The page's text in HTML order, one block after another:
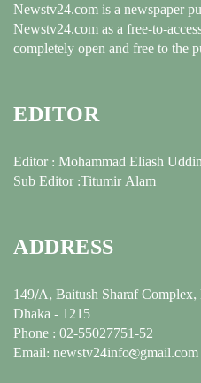
Newstv24.com is a newspaper
Newstv24.com as a free-to-
completely open and free to the
EDITOR
Editor : Mohammad Eliash
Sub Editor :Titumir Alam
ADDRESS
149/A, Baitush Sharaf
Dhaka - 1215
Phone : 02-55027751-52
Email: newstv24info@gmail.com